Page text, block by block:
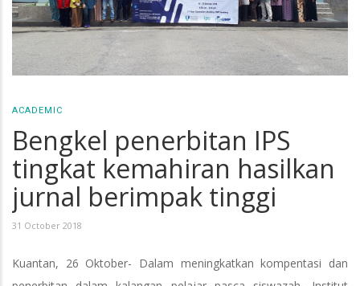
ACADEMIC
Bengkel penerbitan IPS
tingkat kemahiran hasilkan
jurnal berimpak tinggi
31 October 2018
Kuantan, 26 Oktober- Dalam meningkatkan kompentasi dan